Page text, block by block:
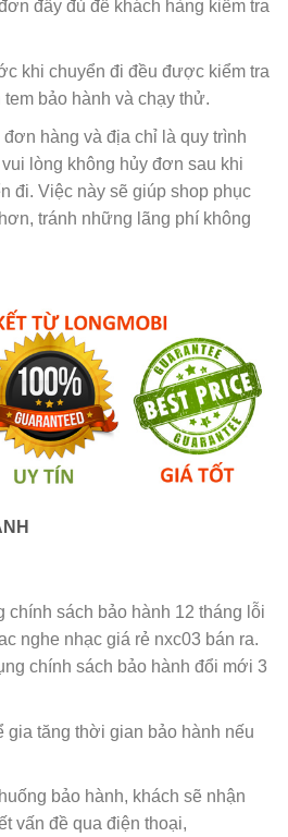
đầy đủ để khách hàng kiểm tra
khi chuyển đi đều được kiểm tra
bảo hành và chạy thử.
hàng và địa chỉ là quy trình
lòng không hủy đơn sau khi
đi. Việc này sẽ giúp shop phục
tránh những lãng phí không
sách bảo hành 12 tháng lỗi
nghe nhạc giá rẻ nxc03 bán ra.
chính sách bảo hành đổi mới 3
gia tăng thời gian bảo hành nếu
bảo hành, khách sẽ nhận
vấn đề qua điện thoại,